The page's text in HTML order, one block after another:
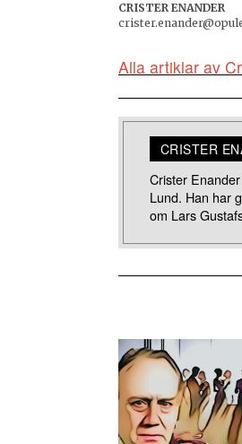
CRISTER ENANDER
Alla artiklar av
CRISTER
Crister
Lund. Han har
om Lars